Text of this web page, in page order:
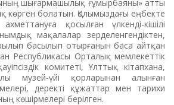
шығар­ма­шы­лық ғұ­мыр­баяны» атты
болатын. Қолы­мыздағы еңбекте
қосыл­ған үлкенді-кішілі
мақала­лар зер­де­ленгендіктен,
басылып отыр­ғанын баса айтқан
Республикасы Ор­та­лық мемлекеттік
комитеті, Ұлт­­тық кітапхана,
музей-үйі қор­ла­ры­нан алынған
деректі құжат­тар мен тарихи
көшірмелері берілген.